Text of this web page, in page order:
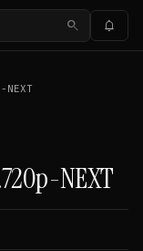
search notifications
NEXT